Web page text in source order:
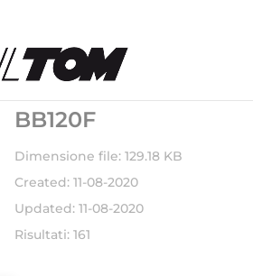
BB120F
Dimensione file: 129.18 KB
Created: 11-08-2020
Updated: 11-08-2020
Risultati: 161